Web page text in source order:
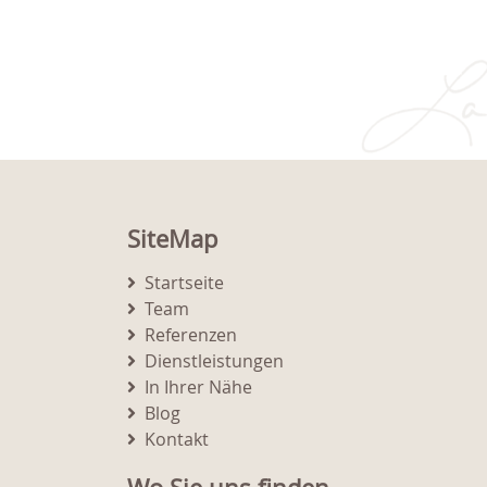
SiteMap
Startseite
Team
Referenzen
Dienstleistungen
In Ihrer Nähe
Blog
Kontakt